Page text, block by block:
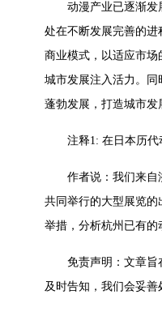
动漫产业已逐渐发
处在不断发展完善的
商业模式，以适应市
城市发展注入活力。
蓬勃发展，打造城市发
注释1: 在日本历代
作者说：我们来自
共同举行的大型展览
举措，分析杭州已有的
免责声明：文章旨
及时告知，我们会妥善